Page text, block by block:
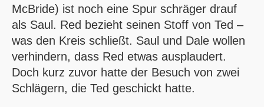
McBride) ist noch eine Spur schräger drauf
als Saul. Red bezieht seinen Stoff von Ted –
was den Kreis schließt. Saul und Dale wollen
verhindern, dass Red etwas ausplaudert.
Doch kurz zuvor hatte der Besuch von zwei
Schlägern, die Ted geschickt hatte.